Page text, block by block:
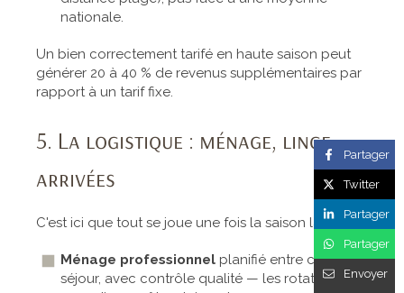
nationale.
Un bien correctement tarifé en haute saison peut
générer 20 à 40 % de revenus supplémentaires par
rapport à un tarif fixe.
5. La logistique : ménage, linge,
arrivées
C'est ici que tout se joue une fois la saison lancée :
Ménage professionnel planifié entre chaque
séjour, avec contrôle qualité — les rotations du
Partager
Twitter
Partager
Partager
Envoyer